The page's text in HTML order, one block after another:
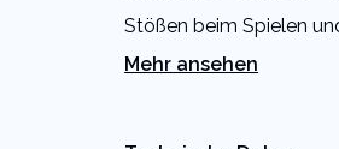
Stößen beim Spielen
Mehr ansehen